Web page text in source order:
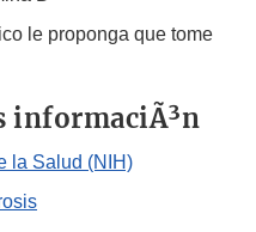
le proponga que tome
informaciÃ³n
la Salud (NIH)